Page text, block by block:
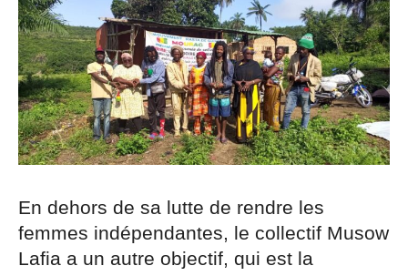
En dehors de sa lutte de rendre les
femmes indépendantes, le collectif Musow
Lafia a un autre objectif, qui est la